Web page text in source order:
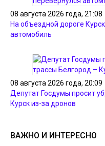
08 августа 2026 года, 21:08
На объездной дороге
автомобиль
08 августа 2026 года, 20:09
Депутат Госдумы просит
Курск из-за дронов
ВАЖНО И ИНТЕРЕСНО